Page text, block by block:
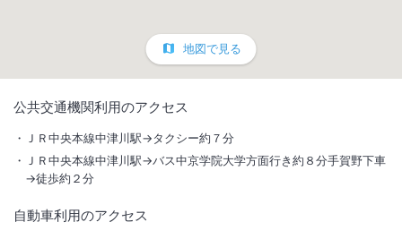
和洋食のバイキングスタイルのご朝食が無料。１階に人工温泉の大浴場
地図で見る
公共交通機関利用のアクセス
ＪＲ中央本線中津川駅→タクシー約７分
ＪＲ中央本線中津川駅→バス中京学院大学方面行き約８分手賀野下車
→徒歩約２分
自動車利用のアクセス